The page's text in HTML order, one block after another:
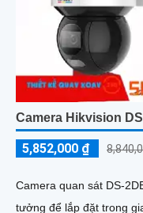
Camera Hikvision
5,852,000 ₫
Camera quan sát DS-
tưởng để lắp đặt trong gia